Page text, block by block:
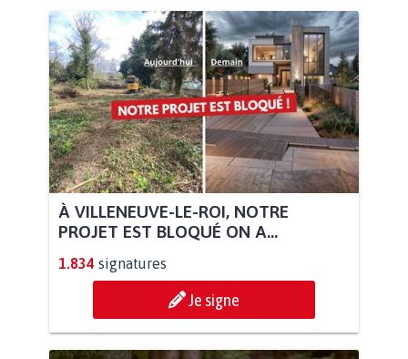
À VILLENEUVE-LE-ROI, NOTRE
PROJET EST BLOQUÉ ON A...
1.834 signatures
Je signe